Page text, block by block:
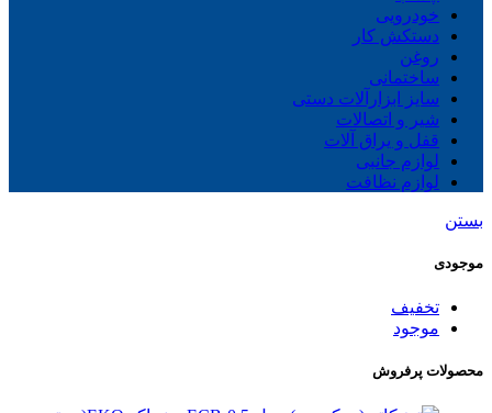
خودرویی
دستکش کار
روغن
ساختمانی
سایز ابزارآلات دستی
شیر و اتصالات
قفل و یراق آلات
لوازم جانبی
لوازم نظافت
بستن
موجودی
تخفیف
موجود
محصولات پرفروش